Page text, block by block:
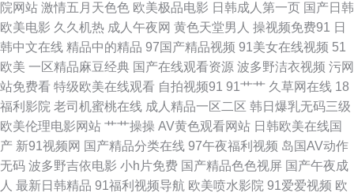
插日日插 午夜少妇码 91视频综合大全 超碰97人在线 国产另类TS高潮 久草
院网站 激情五月天色色 欧美极品电影 日韩成人第一页 国产日韩
欧美电影 久久机热 成人午夜网 黄色天堂男人 操视频免费91 日
韩中文在线 精品中的精品 97国产精品视频 91美女在线视频 51
欧美 一区精品麻豆经典 国产在线观看资源 波多野洁衣视频 污网
站免费看 特级欧美在线观看 自拍视频91 91艹艹 久草网在线 18
福利影院 老司机蜜桃在线 成人精品一区二区 韩日爆乳无码三级
欧美伦理电影网站 艹艹操操 AV黄色观看网站 日韩欧美在线国
产 新91视频网 国产精品分类在线 97午夜福利视频 岛国AV动作
无码 波多野吉依电影 小h片免费 国产精品色色视屏 国产午夜成
人 最新日韩精品 91福利视频导航 欧美喷水影院 91爱爱视频 欧